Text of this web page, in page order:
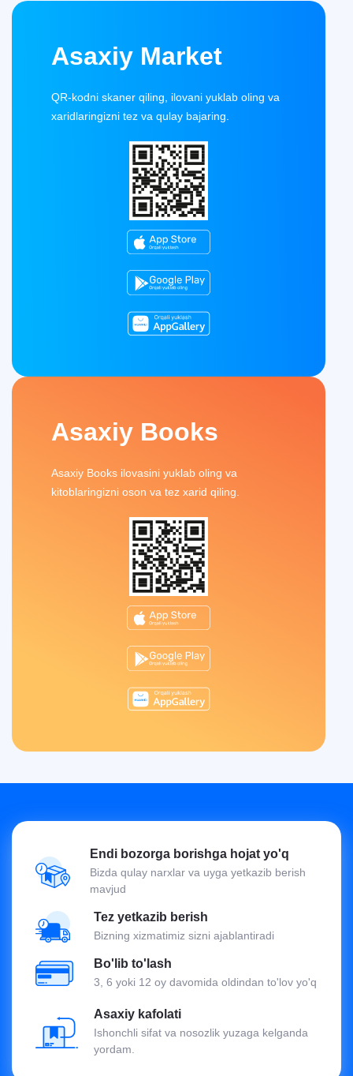
Asaxiy Market
QR-kodni skaner qiling, ilovani yuklab oling va
xaridlaringizni tez va qulay bajaring.
Asaxiy Books
Asaxiy Books ilovasini yuklab oling va
kitoblaringizni oson va tez xarid qiling.
Endi bozorga borishga hojat yo'q
Bizda qulay narxlar va uyga yetkazib berish
mavjud
Tez yetkazib berish
Bizning xizmatimiz sizni ajablantiradi
Bo'lib to'lash
3, 6 yoki 12 oy davomida oldindan to'lov yo'q
Asaxiy kafolati
Ishonchli sifat va nosozlik yuzaga kelganda
yordam.